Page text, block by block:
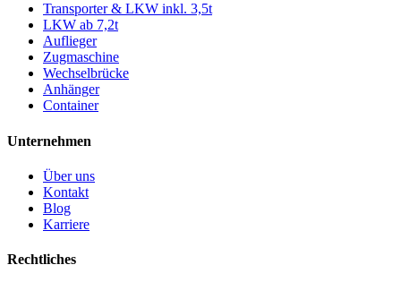
Transporter & LKW inkl. 3,5t
LKW ab 7,2t
Auflieger
Zugmaschine
Wechselbrücke
Anhänger
Container
Unternehmen
Über uns
Kontakt
Blog
Karriere
Rechtliches